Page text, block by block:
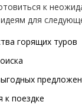
к
для
горящих туров
к поездке